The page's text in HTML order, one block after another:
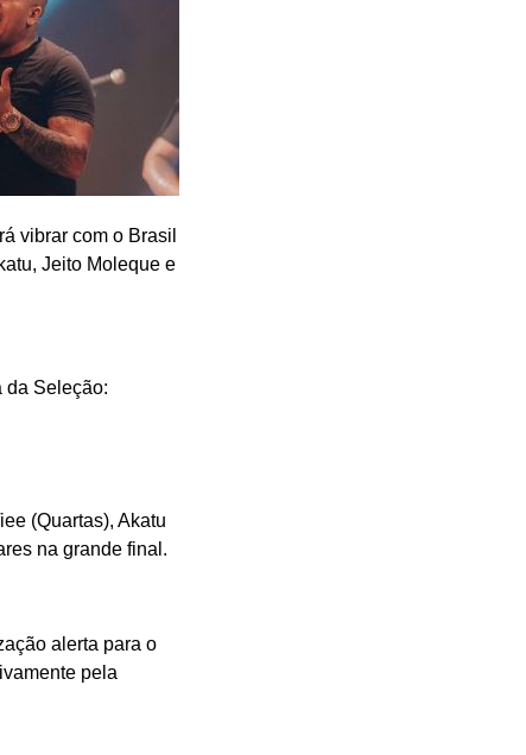
vibrar com o Brasil
Jeito Moleque e
da Seleção:
(Quartas), Akatu
na grande final.
alerta para o
pela